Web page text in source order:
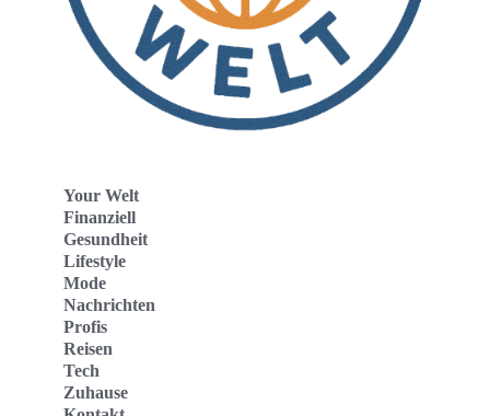
Your Welt
Finanziell
Gesundheit
Lifestyle
Mode
Nachrichten
Profis
Reisen
Tech
Zuhause